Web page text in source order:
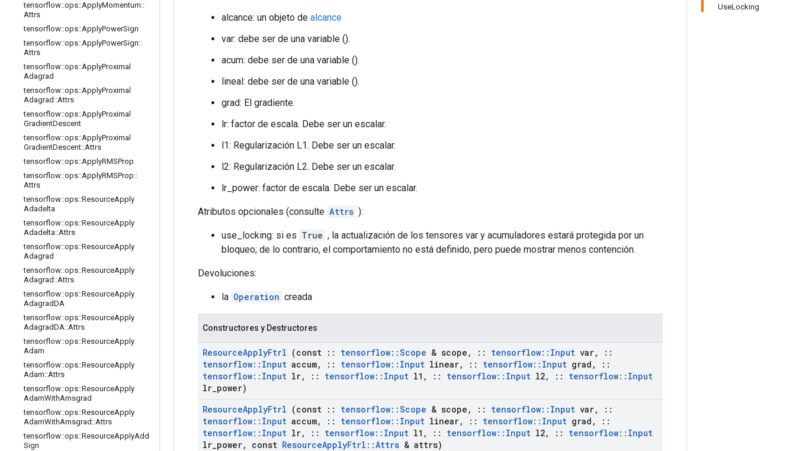
tensorflow::ops::ApplyMomentum::
Attrs
tensorflow::ops::ApplyPowerSign
tensorflow::ops::ApplyPowerSign::
Attrs
tensorflow::ops::ApplyProximal
Adagrad
tensorflow::ops::ApplyProximal
Adagrad ::Attrs
tensorflow::ops::ApplyProximal
GradientDescent
tensorflow::ops::ApplyProximal
GradientDescent::Attrs
tensorflow::ops::ApplyRMSProp
tensorflow::ops::ApplyRMSProp::
Attrs
tensorflow::ops::ResourceApply
Adadelta
tensorflow::ops::ResourceApply
Adadelta::Attrs
tensorflow::ops::ResourceApply
Adagrad
tensorflow::ops::ResourceApply
Adagrad ::Attrs
tensorflow::ops::ResourceApply
AdagradDA
tensorflow::ops::ResourceApply
AdagradDA::Attrs
tensorflow::ops::ResourceApply
Adam
tensorflow::ops::ResourceApply
Adam::Attrs
tensorflow::ops::ResourceApply
AdamWithAmsgrad
tensorflow::ops::ResourceApply
AdamWithAmsgrad ::Attrs
tensorflow::ops::ResourceApplyAdd
Sign
UseLocking
alcance: un objeto de alcance
var: debe ser de una variable ().
acum: debe ser de una variable ().
lineal: debe ser de una variable ().
grad: El gradiente.
lr: factor de escala. Debe ser un escalar.
l1: Regularización L1. Debe ser un escalar.
l2: Regularización L2. Debe ser un escalar.
lr_power: factor de escala. Debe ser un escalar.
Atributos opcionales (consulte Attrs ):
use_locking: si es True , la actualización de los tensores var y acumuladores estará protegida por un
bloqueo; de lo contrario, el comportamiento no está definido, pero puede mostrar menos contención.
Devoluciones:
la Operation creada
Constructores y Destructores
ResourceApplyFtrl (const :: tensorflow::Scope & scope , :: tensorflow:: Input var,
::
tensorflow:: Input accum, :: tensorflow:: Input linear, :: tensorflow:: Input grad ,
::
tensorflow:: Input lr, :: tensorflow:: Input l1 , :: tensorflow:: Input l2, :: tensorflow:: Input
lr power)
ResourceApplyFtrl (const :: tensorflow::Scope & scope , :: tensorflow:: Input var,
::
tensorflow:: Input accum, :: tensorflow:: Input linear, :: tensorflow:: Input grad ,
::
tensorflow:: Input lr, :: tensorflow:: Input l1 , :: tensorflow:: Input l2, :: tensorflow:: Input
lr power, const ResourceApplyFtrl ::Attrs & attrs)